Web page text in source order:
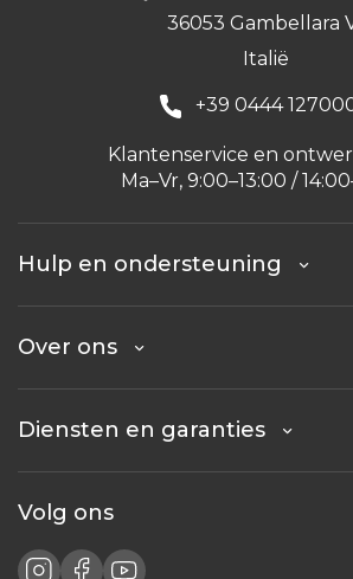
36053 Gambellara
Italië
+39 0444
Klantenservice en
Ma–Vr, 9:00–13:00 /
Hulp en ondersteuning
Over ons
Diensten en garanties
Volg ons